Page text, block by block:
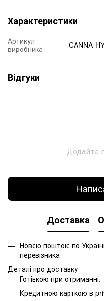
Характеристики
Артикул
виробника
CANNA-
Відгуки
Додайте
Доставка
Новою поштою по
перевізника
Деталі про доставку
Готівкою при отриманні.
Кредитною карткою в